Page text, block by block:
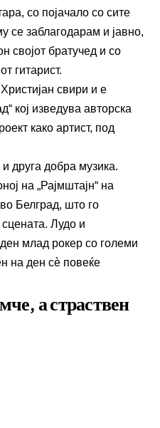
со појачало со сите
се заблагодарам и јавно,
својот братучед и со
гитарист.
свири и е
кој изведува авторска
какo артист, под
друга добра музика.
на „Рајмштајн“ на
Белград, што го
Лудо и
млад рокер со големи
на ден сѐ повеќе
а страствен